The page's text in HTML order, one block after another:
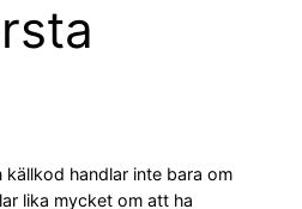
källkod handlar inte bara om
lika mycket om att ha